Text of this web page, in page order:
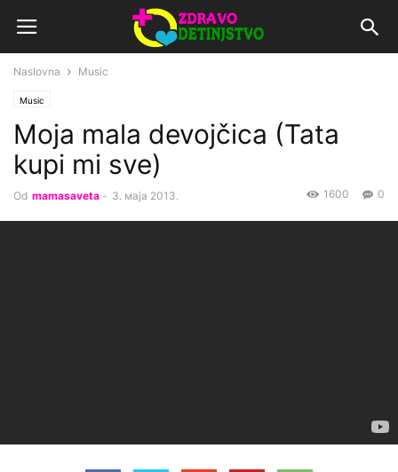
Naslovna Music
Music
Moja mala devojčica (Tata
kupi mi sve)
Od mamasaveta - 3. маја 2013. 0
1600